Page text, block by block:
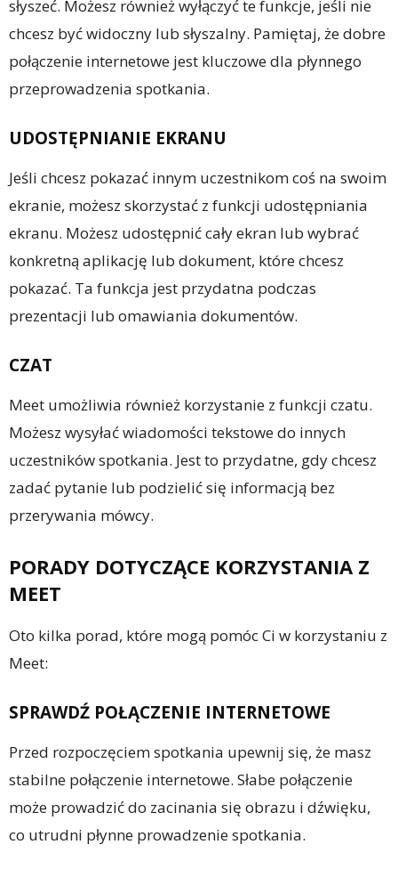
słyszeć. Możesz również wyłączyć te funkcje, jeśli nie
chcesz być widoczny lub słyszalny. Pamiętaj, że dobre
połączenie internetowe jest kluczowe dla płynnego
przeprowadzenia spotkania.
UDOSTĘPNIANIE EKRANU
Jeśli chcesz pokazać innym uczestnikom coś na swoim
ekranie, możesz skorzystać z funkcji udostępniania
ekranu. Możesz udostępnić cały ekran lub wybrać
konkretną aplikację lub dokument, które chcesz
pokazać. Ta funkcja jest przydatna podczas
prezentacji lub omawiania dokumentów.
CZAT
Meet umożliwia również korzystanie z funkcji czatu.
Możesz wysyłać wiadomości tekstowe do innych
uczestników spotkania. Jest to przydatne, gdy chcesz
zadać pytanie lub podzielić się informacją bez
przerywania mówcy.
PORADY DOTYCZĄCE KORZYSTANIA Z
MEET
Oto kilka porad, które mogą pomóc Ci w korzystaniu z
Meet:
SPRAWDŹ POŁĄCZENIE INTERNETOWE
Przed rozpoczęciem spotkania upewnij się, że masz
stabilne połączenie internetowe. Słabe połączenie
może prowadzić do zacinania się obrazu i dźwięku,
co utrudni płynne prowadzenie spotkania.